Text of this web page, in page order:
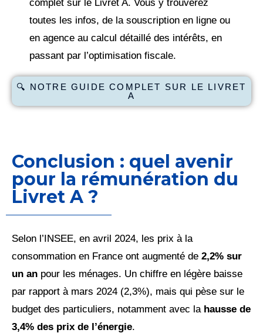
complet sur le Livret A. Vous y trouverez
toutes les infos, de la souscription en ligne ou
en agence au calcul détaillé des intérêts, en
passant par l’optimisation fiscale.
🔍 NOTRE GUIDE COMPLET SUR LE LIVRET
A
Conclusion : quel avenir
pour la rémunération du
Livret A ?
Selon l’INSEE, en avril 2024, les prix à la
consommation en France ont augmenté de 2,2% sur
un an pour les ménages. Un chiffre en légère baisse
par rapport à mars 2024 (2,3%), mais qui pèse sur le
budget des particuliers, notamment avec la hausse de
3,4% des prix de l’énergie.